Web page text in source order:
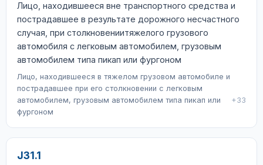
Лицо, находившееся вне транспортного средства и
пострадавшее в результате дорожного несчастного
случая, при столкновениитяжелого грузового
автомобиля с легковым автомобилем, грузовым
автомобилем типа пикап или фургоном
Лицо, находившееся в тяжелом грузовом автомобиле и
пострадавшее при его столкновении с легковым
автомобилем, грузовым автомобилем типа пикап или
фургоном
+33
J31.1